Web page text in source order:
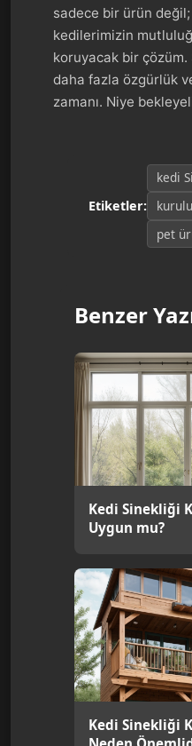
sadece bir ürün değil;
kedilerimizin
koruyacak bir çözüm.
daha fazla özgürlük
zamanı. Niye
Etiketler:
kedi
pet
Benzer
Kedi Sinekliği
Uygun mu?
Kedi Sinekliği